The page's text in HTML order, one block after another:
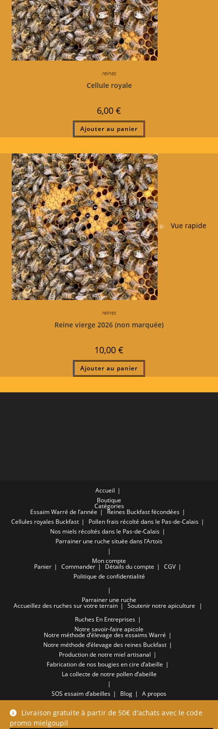
Livraison gratuite à partir de 50€ d'achats avec le code
promo mielgoupil
reines
Cellule royale
6,00 €
Ajouter au panier
Vue rapide
reines
Reine vierge 2026 (non marquée)
10,00 €
Ajouter au panier
Accueil
Boutique
Catégories
Essaim Warré de l’année
Reines Buckfast fécondées
Cellules royales Buckfast
Pollen frais récolté dans le Pas-de-Calais
Nos miels récoltés dans le Pas-de-Calais
Parrainer une ruche située dans l’Artois
Mon compte
Panier Commander Détails du compte
CGV
Politique de confidentialité
Parrainer une ruche
Accueillez des ruches sur votre terrain
Soutenir notre apiculture
Ruches En Entreprises
Notre savoir-faire apicole
Notre méthode d’élevage des essaims Warré
Notre méthode d’élevage des reines Buckfast
Production de notre miel artisanal
Fabrication de nos bougies en cire d’abeille
La collecte de notre pollen d’abeille
SOS essaim d’abeilles Blog A propos
Copyright - WordPress Theme by OceanWP